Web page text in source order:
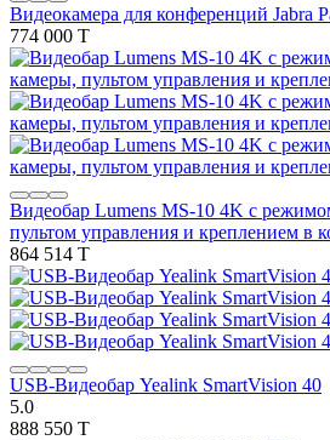
Видеокамера для конференций Jabra
774 000 T
Видеобар Lumens MS-10 4K c
пультом управления и креплением в
864 514 T
USB-Видеобар Yealink SmartVision 40
5.0
888 550 T